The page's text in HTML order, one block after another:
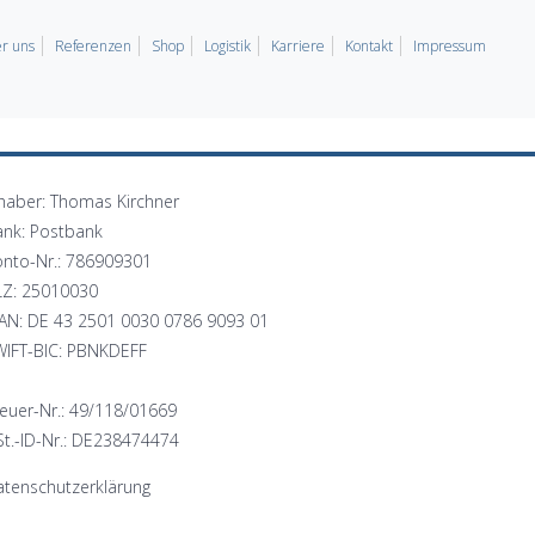
uns Referenzen Shop Logistik Karriere Kontakt Impressum
Thomas Kirchner
Postbank
Nr.: 786909301
25010030
DE 43 2501 0030 0786 9093 01
BIC: PBNKDEFF
Nr.: 49/118/01669
ID-Nr.: DE238474474